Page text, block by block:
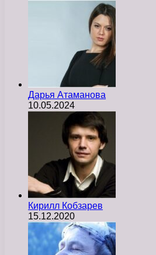
Дарья Атаманова
10.05.2024
Кирилл Кобзарев
15.12.2020